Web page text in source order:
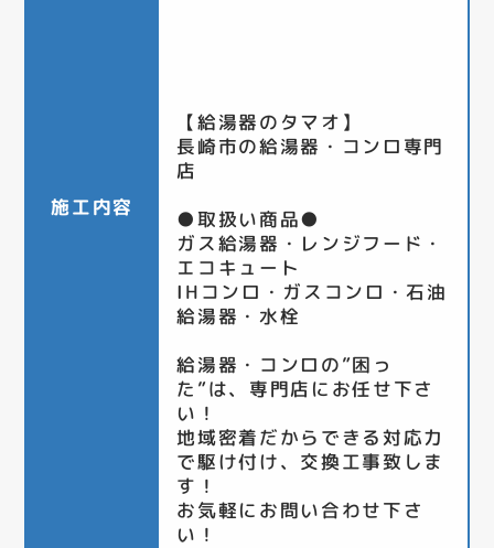
施工内容
【給湯器のタマオ】
長崎市の給湯器・コンロ専門
店
●取扱い商品●
ガス給湯器・レンジフード・
エコキュート
IHコンロ・ガスコンロ・石油
給湯器・水栓
給湯器・コンロの”困っ
た”は、専門店にお任せ下さ
い！
地域密着だからできる対応力
で駆け付け、交換工事致しま
す！
お気軽にお問い合わせ下さ
い！